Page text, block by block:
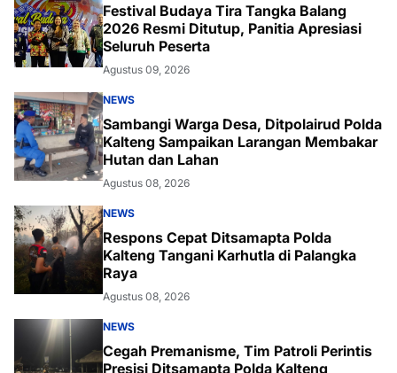
Festival Budaya Tira Tangka Balang
2026 Resmi Ditutup, Panitia Apresiasi
Seluruh Peserta
Agustus 09, 2026
NEWS
Sambangi Warga Desa, Ditpolairud Polda
Kalteng Sampaikan Larangan Membakar
Hutan dan Lahan
Agustus 08, 2026
NEWS
Respons Cepat Ditsamapta Polda
Kalteng Tangani Karhutla di Palangka
Raya
Agustus 08, 2026
NEWS
Cegah Premanisme, Tim Patroli Perintis
Presisi Ditsamapta Polda Kalteng